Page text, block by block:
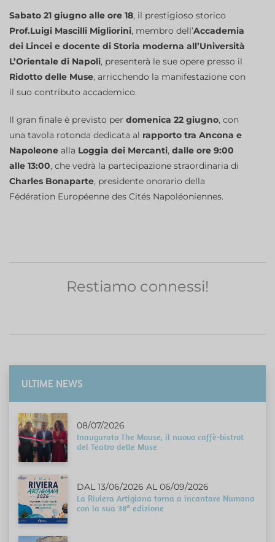
Sabato 21 giugno alle ore 18, il prestigioso storico
Prof.Luigi Mascilli Migliorini, membro dell’Accademia
dei Lincei e docente di Storia moderna all’Università
L’Orientale di Napoli, presenterà le sue opere presso il
Ridotto delle Muse, arricchendo la manifestazione con
il suo contributo accademico.
Il gran finale è previsto per domenica 22 giugno, con
una tavola rotonda dedicata al rapporto tra Ancona e
Napoleone alla Loggia dei Mercanti, dalle ore 9:00
alle 13:00, che vedrà la partecipazione straordinaria di
Charles Bonaparte, presidente onorario della
Fédération Européenne des Cités Napoléoniennes.
Restiamo connessi!
ULTIME NEWS
08/07/2026
Inaugurato The Mouse, il nuovo caffè-bistrot
del Teatro delle Muse
DAL 13/06/2026 AL 06/09/2026
La Riviera Artigiana torna a incantare Numana
con la sua 38ª edizione